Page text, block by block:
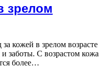
зрелом
кожей в зрелом возрасте
заботы. С возрастом кожа
более…